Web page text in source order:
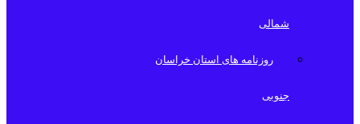
شمالی
روزنامه های استان خراسان
جنوبی